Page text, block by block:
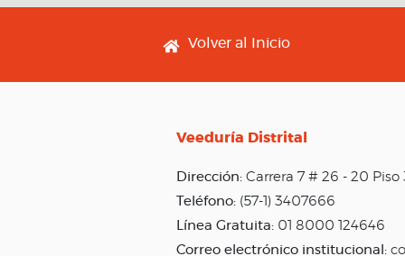
Footer menu
Volver al Inicio
Veeduría Distrital
Dirección: Carrera 7 # 26 - 20
Teléfono: (57-1) 3407666
Línea Gratuita: 01 8000 124646
Correo electrónico institucional: